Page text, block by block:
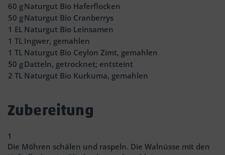
60 gNaturgut Bio Haferflocken
50 gNaturgut Bio Cranberrys
1 EL Naturgut Bio Leinsamen
1 TL Ingwer, gemahlen
1 TL Naturgut Bio Ceylon Zimt, gemahlen
50 gDatteln, getrocknet; entsteint
2 TL Naturgut Bio Kurkuma, gemahlen
Zubereitung
1
Die Möhren schälen und raspeln. Die Walnüsse mit den